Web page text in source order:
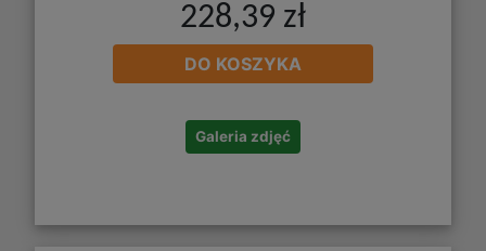
228,39 zł
DO KOSZYKA
Galeria zdjęć